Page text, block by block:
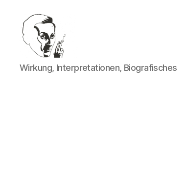
Walter
Mehring
Wirkung, Interpretationen, Biografisches